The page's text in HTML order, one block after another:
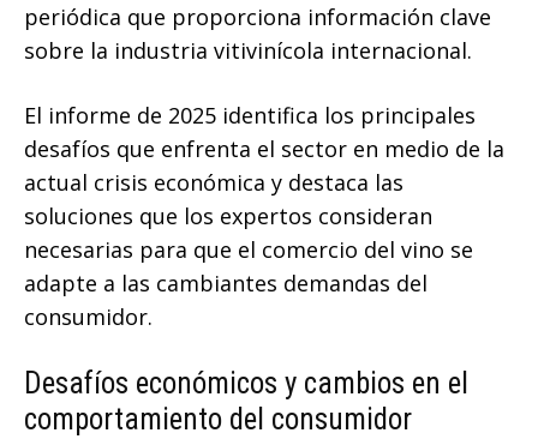
periódica que proporciona información clave
sobre la industria vitivinícola internacional.
El informe de 2025 identifica los principales
desafíos que enfrenta el sector en medio de la
actual crisis económica y destaca las
soluciones que los expertos consideran
necesarias para que el comercio del vino se
adapte a las cambiantes demandas del
consumidor.
Desafíos económicos y cambios en el
comportamiento del consumidor